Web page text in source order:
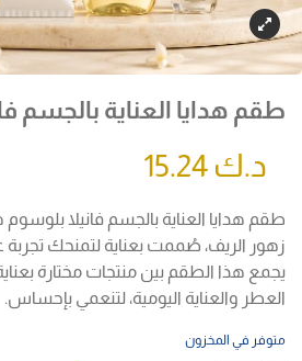
طقم هدايا العناية بالجسم
د.ك
طقم هدايا العناية بالجسم فانيلا
زهور الريف، صُممت بعناية لتمنحك تجربة
يجمع هذا الطقم بين منتجات مختارة
العطر والعناية اليومية، لتنعمي بإحساس.
متوفر في المخزون